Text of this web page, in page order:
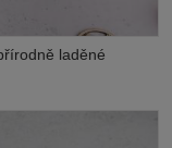
laděné